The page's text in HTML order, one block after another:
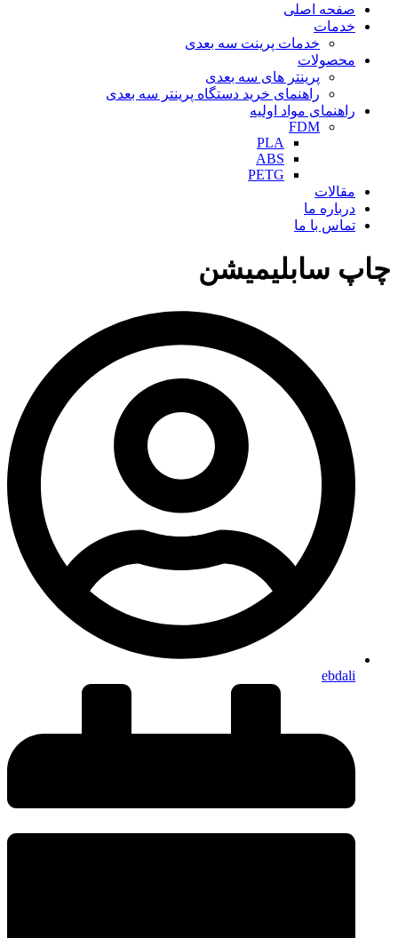
صفحه اصلی
خدمات
خدمات پرینت سه بعدی
محصولات
پرینتر های سه بعدی
راهنمای خرید دستگاه پرینتر سه بعدی
راهنمای مواد اولیه
FDM
PLA
ABS
PETG
مقالات
درباره ما
تماس با ما
چاپ سابلیمیشن
ebdali